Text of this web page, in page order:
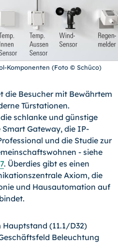
Komponenten (Foto © Schüco)
die Besucher mit Bewährtem
Türstationen.
schlanke und günstige
Gateway, die IP-
und die Studie zur
- siehe
. Überdies gibt es einen
Axiom, die
und Hausautomation auf
Hauptstand (11.1/D32)
Beleuchtung